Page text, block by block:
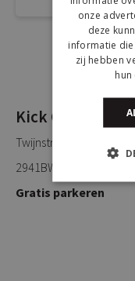
Kick Collection
Twijnstraweg 2
2941BW Lekkerkerk
Gratis parkeren
onze
deze
informatie
zij hebben
hun